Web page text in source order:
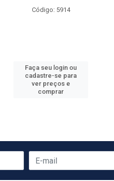
Código: 5914
Faça seu login ou
cadastre-se para
ver preços e
comprar